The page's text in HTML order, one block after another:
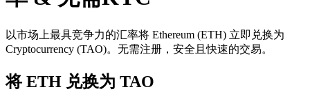
以市场上最具竞争力的汇率将 Ethereum (ETH) 立即兑换为
Cryptocurrency (TAO)。无需注册，安全且快速的交易。
将 ETH 兑换为 TAO